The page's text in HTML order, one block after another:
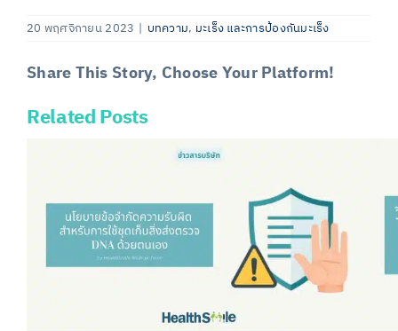
20 พฤศจิกายน 2023 | บทความ, มะเร็ง และการป้องกันมะเร็ง
Share This Story, Choose Your Platform!
Facebook
X
LinkedIn
Email
Related Posts